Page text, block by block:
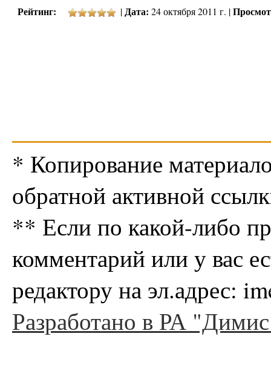
Рейтинг: |Дата: 24 октября 2011 г. |
* Копирование
обратной активной
** Если по какой-либо
комментарий или у вас
редактору на эл.адрес:
Разработано в РА